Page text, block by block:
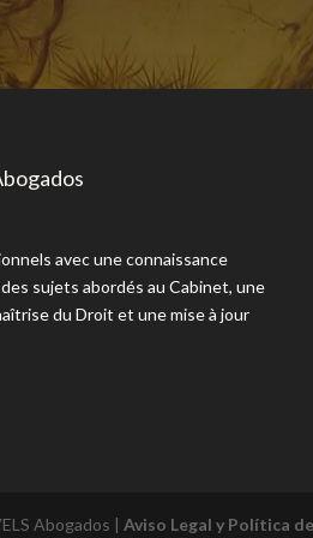
avec une connaissance
sujets abordés au Cabinet, une
du Droit et une mise à jour
Abogados | Aviso Legal y Política